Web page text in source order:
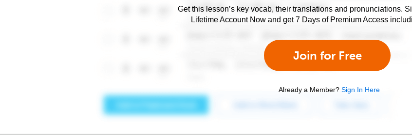
Get this lesson’s key vocab, their translations and pronunciations.
Lifetime Account Now and get 7 Days of Premium Access
Join for Free
Already a Member? Sign In Here